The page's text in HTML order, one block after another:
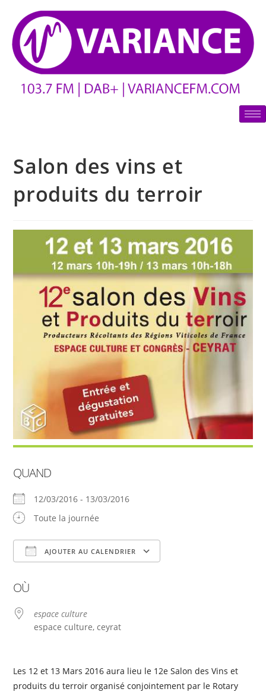
Salon des vins et
produits du terroir
QUAND
12/03/2016 - 13/03/2016
Toute la journée
AJOUTER AU CALENDRIER
OÙ
espace culture
espace culture, ceyrat
Les 12 et 13 Mars 2016 aura lieu le 12e Salon des Vins et
produits du terroir organisé conjointement par le Rotary